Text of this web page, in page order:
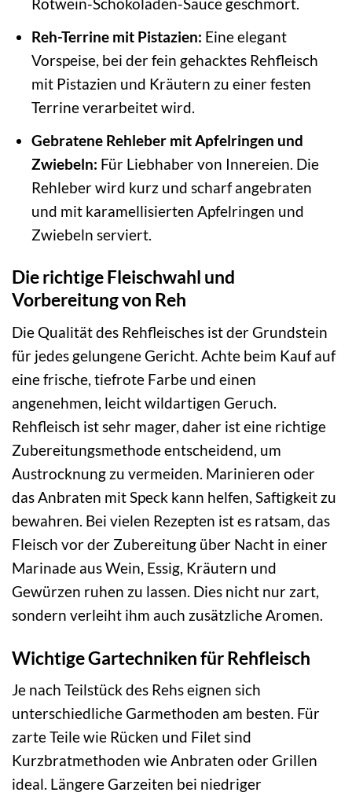
Rotwein-Schokoladen-Sauce geschmort.
Reh-Terrine mit Pistazien: Eine elegant
Vorspeise, bei der fein gehacktes Rehfleisch
mit Pistazien und Kräutern zu einer festen
Terrine verarbeitet wird.
Gebratene Rehleber mit Apfelringen und
Zwiebeln: Für Liebhaber von Innereien. Die
Rehleber wird kurz und scharf angebraten
und mit karamellisierten Apfelringen und
Zwiebeln serviert.
Die richtige Fleischwahl und
Vorbereitung von Reh
Die Qualität des Rehfleisches ist der Grundstein
für jedes gelungene Gericht. Achte beim Kauf auf
eine frische, tiefrote Farbe und einen
angenehmen, leicht wildartigen Geruch.
Rehfleisch ist sehr mager, daher ist eine richtige
Zubereitungsmethode entscheidend, um
Austrocknung zu vermeiden. Marinieren oder
das Anbraten mit Speck kann helfen, Saftigkeit zu
bewahren. Bei vielen Rezepten ist es ratsam, das
Fleisch vor der Zubereitung über Nacht in einer
Marinade aus Wein, Essig, Kräutern und
Gewürzen ruhen zu lassen. Dies nicht nur zart,
sondern verleiht ihm auch zusätzliche Aromen.
Wichtige Gartechniken für Rehfleisch
Je nach Teilstück des Rehs eignen sich
unterschiedliche Garmethoden am besten. Für
zarte Teile wie Rücken und Filet sind
Kurzbratmethoden wie Anbraten oder Grillen
ideal. Längere Garzeiten bei niedriger